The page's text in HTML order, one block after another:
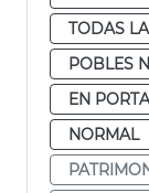
TODAS
POBLES
EN
NORMAL